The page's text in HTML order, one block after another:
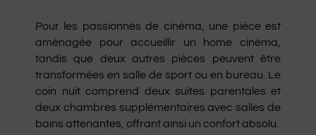
Pour les passionnés de cinéma, une pièce est
aménagée pour accueillir un home cinéma,
tandis que deux autres pièces peuvent être
transformées en salle de sport ou en bureau. Le
coin nuit comprend deux suites parentales et
deux chambres supplémentaires avec salles de
bains attenantes, offrant ainsi un confort absolu.